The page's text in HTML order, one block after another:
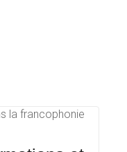
la francophonie